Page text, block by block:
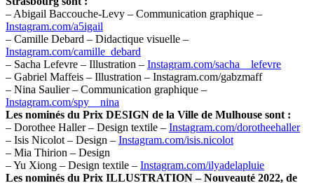
– Abigail Baccouche-Levy – Communication graphique –
Instagram.com/a5igail
– Camille Debard – Didactique visuelle –
Instagram.com/camille_debard
– Sacha Lefevre – Illustration – Instagram.com/sacha__lefevre
– Gabriel Maffeis – Illustration – Instagram.com/gabzmaff
– Nina Saulier – Communication graphique –
Instagram.com/spy__nina
Les nominés du Prix DESIGN de la Ville de Mulhouse sont :
– Dorothee Haller – Design textile – Instagram.com/dorotheehaller
– Isis Nicolot – Design – Instagram.com/isis.nicolot
– Mia Thirion – Design
– Yu Xiong – Design textile – Instagram.com/ilyadelapluie
Les nominés du Prix ILLUSTRATION – Nouveauté 2022, de